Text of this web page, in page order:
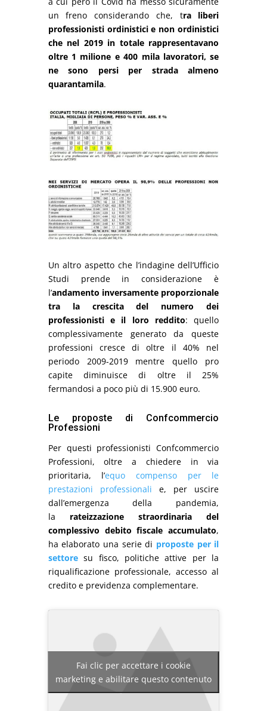
un freno considerando che, tra liberi
professionisti ordinistici e non ordinistici
che nel 2019 in totale rappresentavano
oltre 1 milione e 400 mila lavoratori, se
ne sono persi per strada almeno
quarantamila.
Un altro aspetto che l’indagine dell’Ufficio
Studi prende in considerazione è
l’andamento inversamente proporzionale
tra la crescita del numero dei
professionisti e il loro reddito: quello
complessivamente generato da queste
professioni cresce di oltre il 40% nel
periodo 2009-2019 mentre quello pro
capite diminuisce di oltre il 25%
fermandosi a poco più di 15.900 euro.
Le proposte di Confcommercio
Professioni
Per questi professionisti Confcommercio
Professioni, oltre a chiedere in via
prioritaria, l’equo compenso per le
prestazioni professionali e, per uscire
dall’emergenza della pandemia,
la
rateizzazione straordinaria del
complessivo debito fiscale accumulato,
ha elaborato una serie di proposte per il
settoresu fisco, politiche attive per la
riqualificazione professionale, accesso al
credito e previdenza complementare.
Fai clic per accettare i cookie
marketing e abilitare questo contenuto